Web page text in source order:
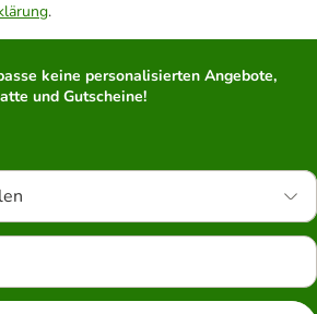
.
keine personalisierten Angebote,
und Gutscheine!